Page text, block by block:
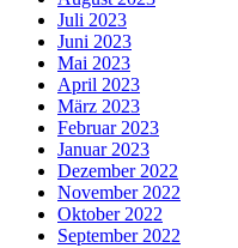
Juli 2023
Juni 2023
Mai 2023
April 2023
März 2023
Februar 2023
Januar 2023
Dezember 2022
November 2022
Oktober 2022
September 2022